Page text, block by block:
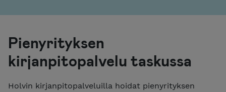
Pienyrityksen
kirjanpitopalvelu taskussa
Holvin kirjanpitopalveluilla hoidat pienyrityksen